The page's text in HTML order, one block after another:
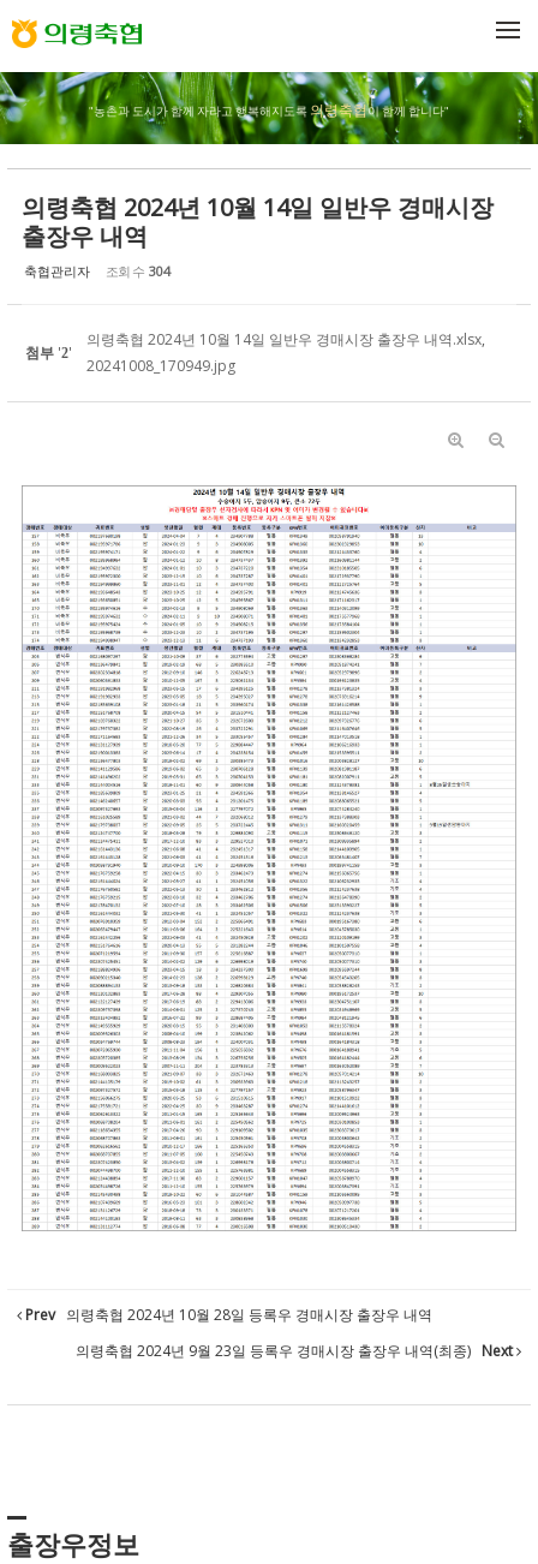
"농촌과 도시가 함께 자라고 행복해지도록 의령축협이 함께 합니다"
의령축협 2024년 10월 14일 일반우 경매시장
출장우 내역
축협관리자 조회 수 304
첨부 '2'
의령축협 2024년 10월 14일 일반우 경매시장 출장우 내역.xlsx,
20241008_170949.jpg
Prev 의령축협 2024년 10월 28일 등록우 경매시장 출장우 내역
의령축협 2024년 9월 23일 등록우 경매시장 출장우 내역(최종) Next
출장우정보